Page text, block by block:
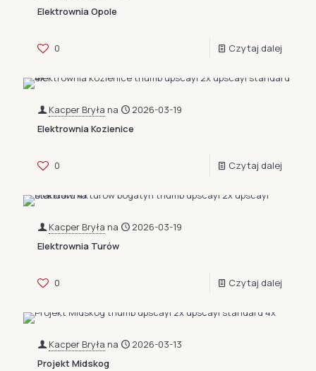
Elektrownia Opole
0 Czytaj dalej
Kacper Bryła na
2026-03-19
Elektrownia Kozienice
0 Czytaj dalej
Kacper Bryła na
2026-03-19
Elektrownia Turów
0 Czytaj dalej
Kacper Bryła na
2026-03-13
Projekt Midskog